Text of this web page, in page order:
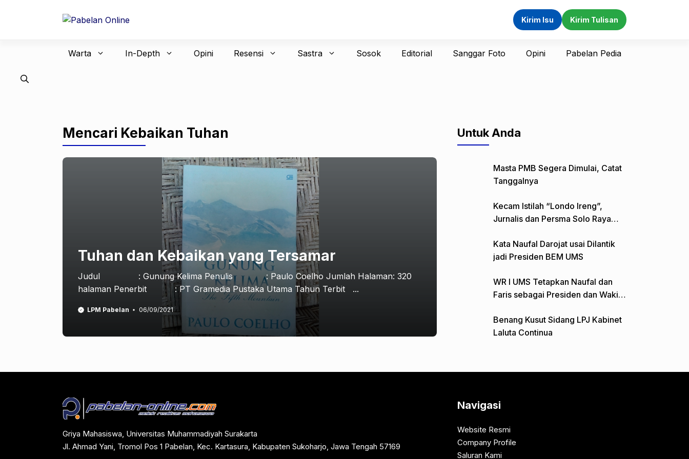
Kirim Isu Kirim Tulisan
Warta In-Depth Opini Resensi Sastra Sosok Editorial Sanggar Foto Opini Pabelan Pedia
Mencari Kebaikan Tuhan
Tuhan dan Kebaikan yang Tersamar
Judul : Gunung Kelima Penulis : Paulo Coelho Jumlah Halaman: 320
halaman Penerbit : PT Gramedia Pustaka Utama Tahun Terbit ...
LPM Pabelan 06/09/2021
Untuk Anda
Masta PMB Segera Dimulai, Catat
Tanggalnya
Kecam Istilah “Londo Ireng”,
Jurnalis dan Persma Solo Raya
Kata Naufal Darojat usai Dilantik
jadi Presiden BEM UMS
WR I UMS Tetapkan Naufal dan
Faris sebagai Presiden dan Wakil
Benang Kusut Sidang LPJ Kabinet
Laluta Continua
Griya Mahasiswa, Universitas Muhammadiyah Surakarta
Jl. Ahmad Yani, Tromol Pos 1 Pabelan, Kec. Kartasura, Kabupaten Sukoharjo, Jawa Tengah 57169
Navigasi
Website Resmi
Company Profile
Saluran Kami